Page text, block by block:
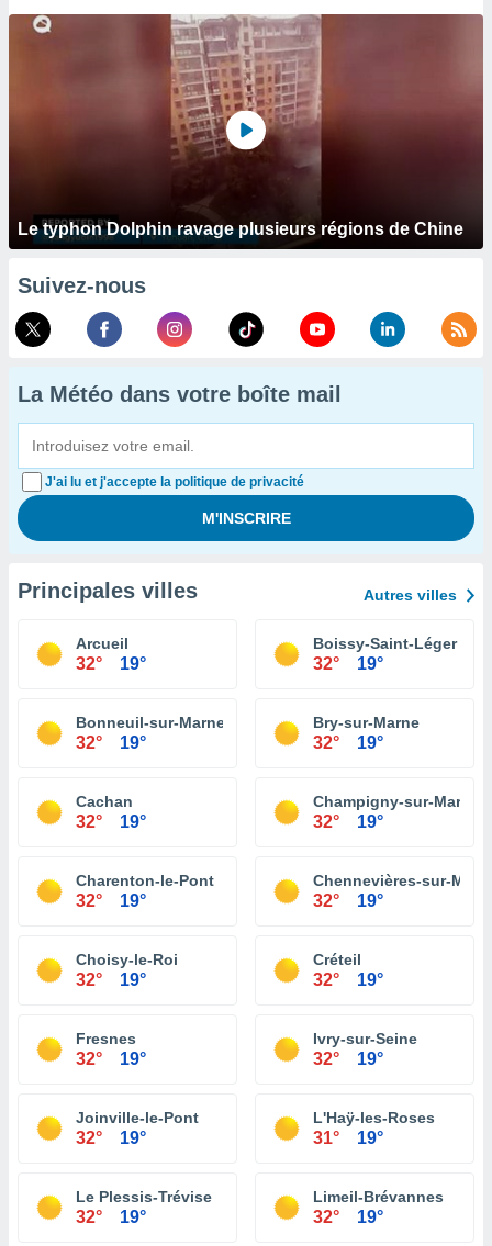
Le typhon Dolphin ravage plusieurs régions de Chine
Suivez-nous
La Météo dans votre boîte mail
J'ai lu et j'accepte la politique de privacité
Principales villes Autres villes
Arcueil
32° 19°
Boissy-Saint-Léger
32° 19°
Bonneuil-sur-Marne
32° 19°
Bry-sur-Marne
32° 19°
Cachan
32° 19°
Champigny-sur-Marne
32° 19°
Charenton-le-Pont
32° 19°
Chennevières-sur-
32° 19°
Choisy-le-Roi
32° 19°
Créteil
32° 19°
Fresnes
32° 19°
Ivry-sur-Seine
32° 19°
Joinville-le-Pont
32° 19°
L'Haÿ-les-Roses
31° 19°
Le Plessis-Trévise
32° 19°
Limeil-Brévannes
32° 19°